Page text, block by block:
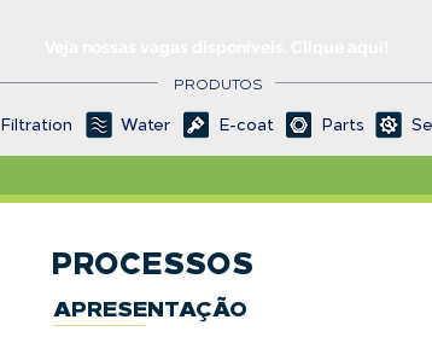
PRODUTOS
Filtration Water E-coat Parts
PROCESSOS
APRESENTAÇÃO